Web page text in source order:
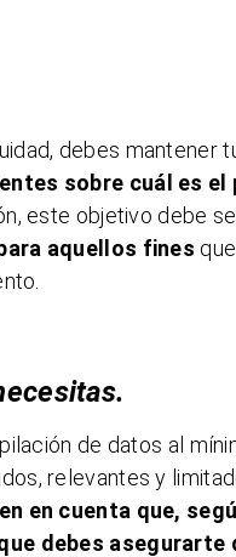
debes mantener
sobre cuál es
este objetivo debe
aquellos fines
de datos al
relevantes y
en cuenta que,
debes asegurarte